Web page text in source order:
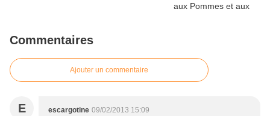
Commentaires
Ajouter un commentaire
E escargotine 09/02/2013 15:09